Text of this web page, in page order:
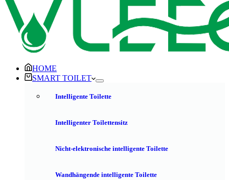
HOME
SMART TOILET
Intelligente Toilette
Intelligenter Toilettensitz
Nicht-elektronische intelligente Toilette
Wandhängende intelligente Toilette